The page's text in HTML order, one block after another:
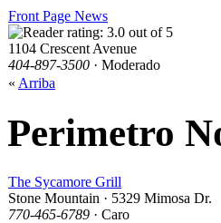
Front Page News
1104 Crescent Avenue
404-897-3500 · Moderado
« Arriba
Perimetro
The Sycamore Grill
Stone Mountain · 5329 Mimosa Dr.
770-465-6789 · Caro